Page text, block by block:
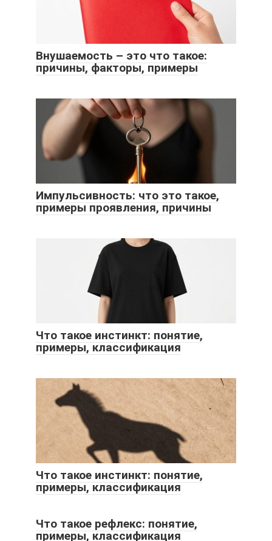
Внушаемость – это что такое:
причины, факторы, примеры
Импульсивность: что это такое,
примеры проявления, причины
Что такое инстинкт: понятие,
примеры, классификация
Что такое инстинкт: понятие,
примеры, классификация
Что такое рефлекс: понятие,
примеры, классификация